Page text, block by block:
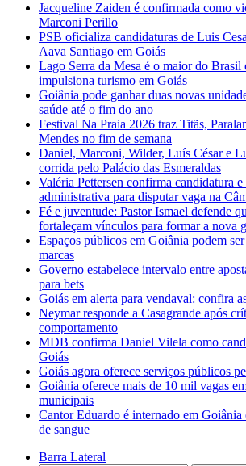
Jacqueline Zaiden é confirmada como
Marconi Perillo
PSB oficializa candidaturas de Luis
Aava Santiago em Goiás
Lago Serra da Mesa é o maior do Brasil
impulsiona turismo em Goiás
Goiânia pode ganhar duas novas
saúde até o fim do ano
Festival Na Praia 2026 traz Titãs,
Mendes no fim de semana
Daniel, Marconi, Wilder, Luís César e
corrida pelo Palácio das Esmeraldas
Valéria Pettersen confirma candidatura
administrativa para disputar vaga na
Fé e juventude: Pastor Ismael defende
fortaleçam vínculos para formar a nova
Espaços públicos em Goiânia podem
marcas
Governo estabelece intervalo entre
para bets
Goiás em alerta para vendaval: confira
Neymar responde a Casagrande após
comportamento
MDB confirma Daniel Vilela como
Goiás
Goiás agora oferece serviços públicos
Goiânia oferece mais de 10 mil vagas
municipais
Cantor Eduardo é internado em Goiânia
de sangue
Barra Lateral